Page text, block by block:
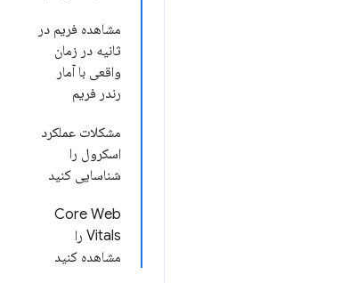
مشاهده فریم در
ثانیه در زمان
واقعی با آمار
رندر فریم
مشکلات عملکرد
اسکرول را
شناسایی کنید
Core Web
Vitals را
مشاهده کنید